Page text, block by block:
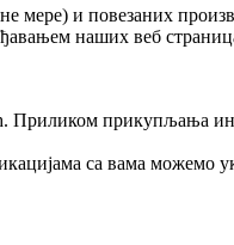
мере) и повезаних
наших веб
Приликом прикупљања
са вама можемо